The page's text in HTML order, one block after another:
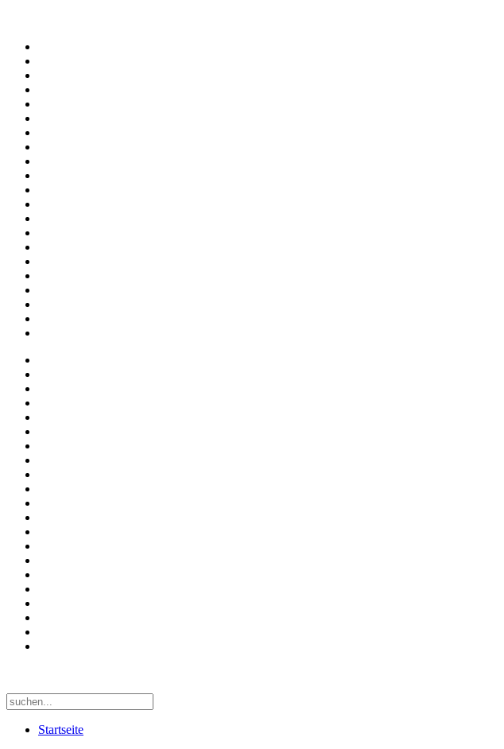
Startseite